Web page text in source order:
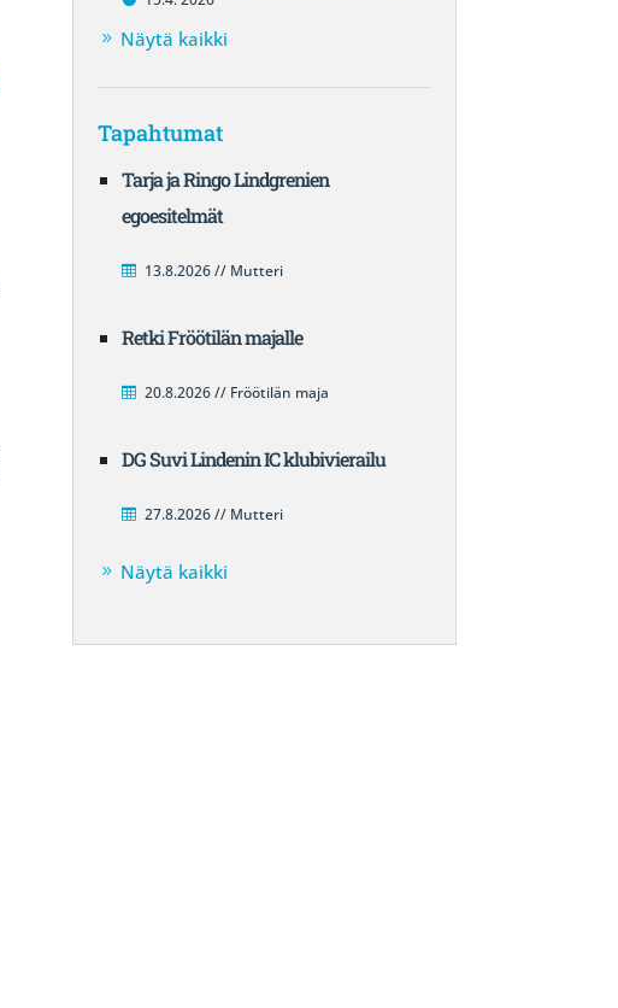
Näytä kaikki
Tapahtumat
Tarja ja Ringo Lindgrenien
egoesitelmät
13.8.2026 // Mutteri
Retki Fröötilän majalle
20.8.2026 // Fröötilän maja
DG Suvi Lindenin IC klubivierailu
27.8.2026 // Mutteri
Näytä kaikki